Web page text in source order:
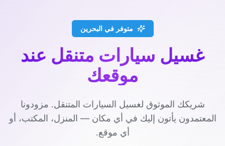
متوفر في البحرين
غسيل سيارات متنقل عند
موقعك
شريكك الموثوق لغسيل السيارات المتنقل. مزودونا
المعتمدون يأتون إليك في أي مكان — المنزل، المكتب، أو
أي موقع.